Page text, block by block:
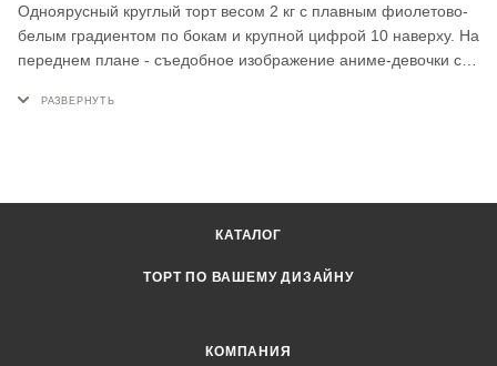
Одноярусный круглый торт весом 2 кг с плавным фиолетово-
белым градиентом по бокам и крупной цифрой 10 наверху. На
переднем плане - съедобное изображение аниме-девочки с
бантом. Верх украшают прозрачные леденцы сливовых
КАТАЛОГ
ТОРТ ПО ВАШЕМУ ДИЗАЙНУ
КОМПАНИЯ